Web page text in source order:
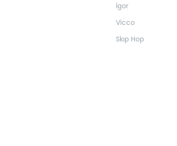
İgor
Vicco
Skıp Hop